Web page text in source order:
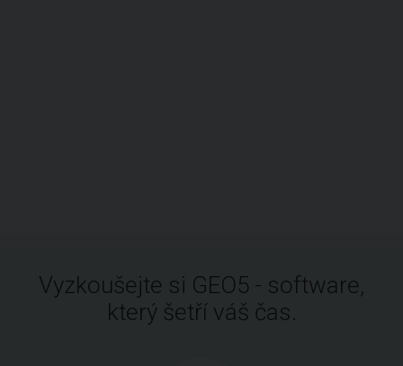
Vyzkoušejte si GEO5 - software,
který šetří váš čas.